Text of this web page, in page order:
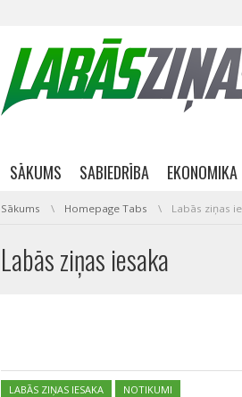
Skip navigation
SĀKUMS SABIEDRĪBA EKONOMIKA
You are here:
Sākums Homepage Tabs Labās ziņas
Labās ziņas iesaka
Posted in:
LABĀS ZIŅAS IESAKA NOTIKUMI